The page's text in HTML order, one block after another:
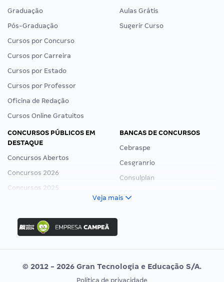
Graduação
Pós-Graduação
Cursos por Concurso
Cursos por Carreira
Cursos por Estado
Cursos por Professor
Oficina de Redação
Cursos Online Gratuitos
Aulas Grátis
Sugerir Curso
CONCURSOS PÚBLICOS EM
DESTAQUE
Concursos Abertos
Concursos 2026
Concursos 2025
Concurso Ibama
Concurso MPU
Editais publicados
BANCAS DE CONCURSOS
Cebraspe
Cesgranrio
Consulplan
Vunesp
Veja mais
© 2012 - 2026 Gran Tecnologia e Educação S/A.
Política de privacidade